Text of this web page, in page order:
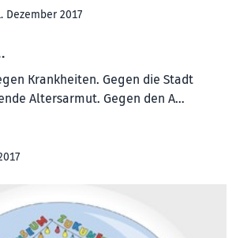
Dezember 2017
Krankheiten. Gegen die Stadt
Altersarmut. Gegen den A…